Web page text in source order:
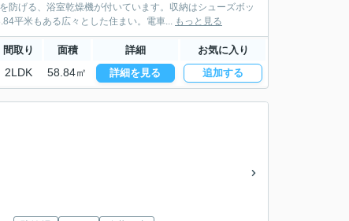
防げる、浴室乾燥機が付いています。収納はシューズボッ
平米もある広々とした住まい。電車... もっと見る
間取り 面積 詳細 お気に入り
2LDK 58.84㎡ 詳細を見る 追加する